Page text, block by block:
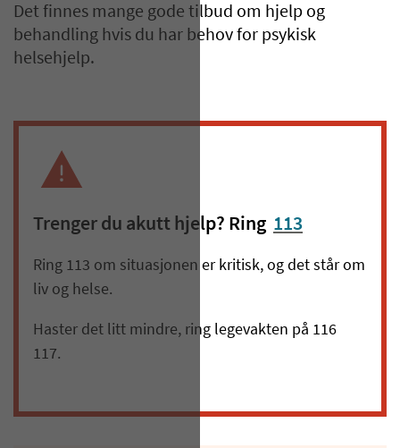
Det finnes mange gode tilbud om hjelp og
behandling hvis du har behov for psykisk
helsehjelp.
Trenger du akutt hjelp? Ring 113
Ring 113 om situasjonen er kritisk, og det står om
liv og helse.
Haster det litt mindre, ring legevakten på 116
117.